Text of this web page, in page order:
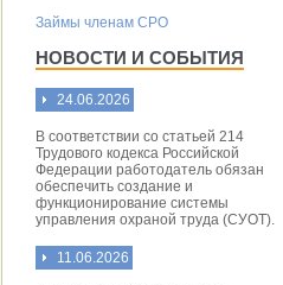
Займы членам СРО
НОВОСТИ И СОБЫТИЯ
24.06.2026
В соответствии со статьей 214
Трудового кодекса Российской
Федерации работодатель обязан
обеспечить создание и
функционирование системы
управления охраной труда (СУОТ).
11.06.2026